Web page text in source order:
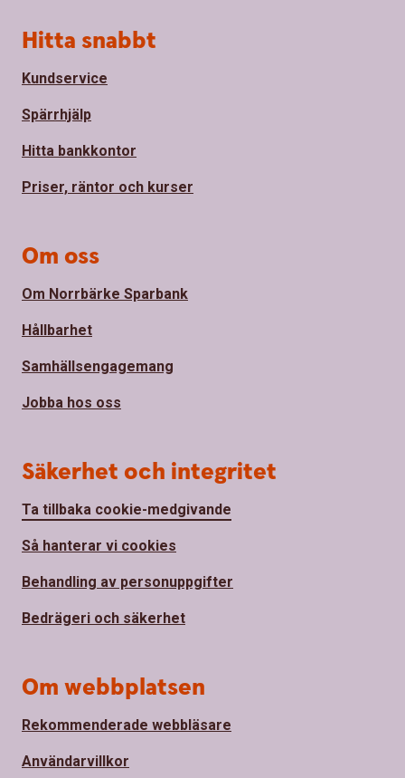
Sidfot
Hitta snabbt
Kundservice
Spärrhjälp
Hitta bankkontor
Priser, räntor och kurser
Om oss
Om Norrbärke Sparbank
Hållbarhet
Samhällsengagemang
Jobba hos oss
Säkerhet och integritet
Ta tillbaka cookie-medgivande
Så hanterar vi cookies
Behandling av personuppgifter
Bedrägeri och säkerhet
Om webbplatsen
Rekommenderade webbläsare
Användarvillkor